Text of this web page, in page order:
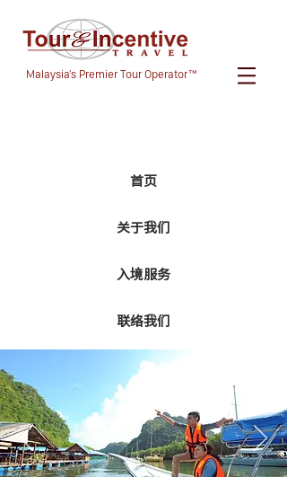
Malaysia's Premier Tour Operator™
首页
关于我们
入境服务
联络我们